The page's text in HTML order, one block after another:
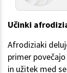
Učinki
Afrodiziaki
primer
in užitek med